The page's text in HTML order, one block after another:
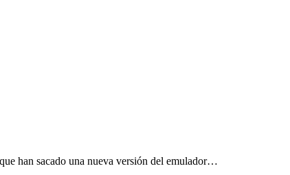
han sacado una nueva versión del emulador…